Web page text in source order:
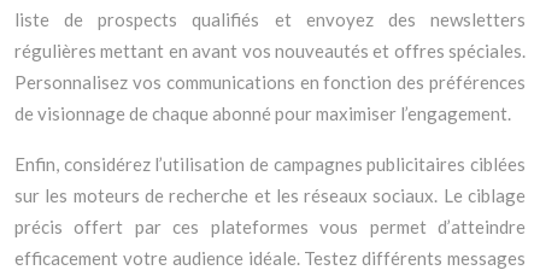
liste de prospects qualifiés et envoyez des newsletters
régulières mettant en avant vos nouveautés et offres spéciales.
Personnalisez vos communications en fonction des préférences
de visionnage de chaque abonné pour maximiser l’engagement.
Enfin, considérez l’utilisation de campagnes publicitaires ciblées
sur les moteurs de recherche et les réseaux sociaux. Le ciblage
précis offert par ces plateformes vous permet d’atteindre
efficacement votre audience idéale. Testez différents messages